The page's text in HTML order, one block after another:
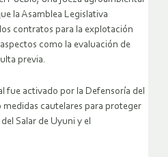
la Asamblea Legislativa
contratos para la explotación
como la evaluación de
previa.
fue activado por la Defensoría del
medidas cautelares para proteger
Salar de Uyuni y el